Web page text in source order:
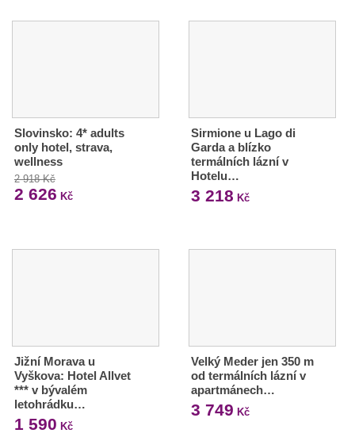
Slovinsko: 4* adults
only hotel, strava,
wellness
2 918 Kč
2 626 Kč
Sirmione u Lago di
Garda a blízko
termálních lázní v
Hotelu…
3 218 Kč
Jižní Morava u
Vyškova: Hotel Allvet
*** v bývalém
letohrádku…
1 590 Kč
Velký Meder jen 350 m
od termálních lázní v
apartmánech…
3 749 Kč